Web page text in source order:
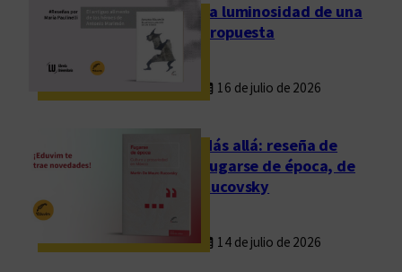
La luminosidad de una
propuesta
16 de julio de 2026
Más allá: reseña de
Fugarse de época, de
Rucovsky
14 de julio de 2026